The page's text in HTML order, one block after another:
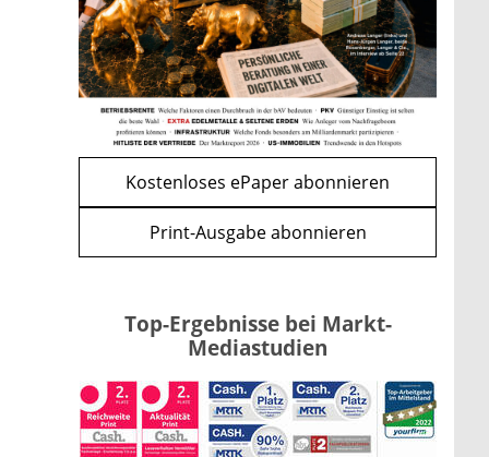
WEITERE ARTIKEL
zurückweiter
Kind möglich
mehr
Kostenloses ePaper abonnieren
Print-Ausgabe abonnieren
Top-Ergebnisse bei Markt-
Mediastudien